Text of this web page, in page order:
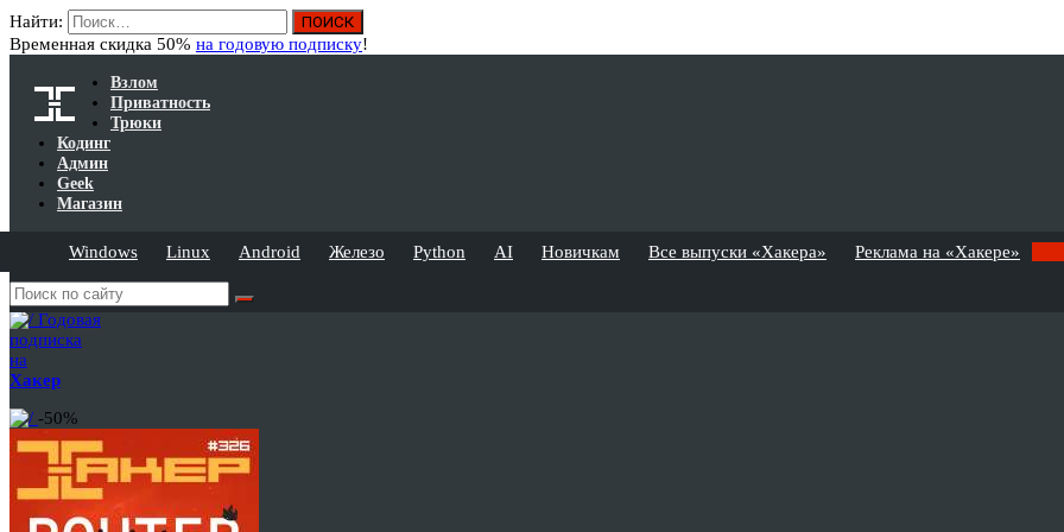
Найти:
Временная скидка 50% на годовую подписку!
Взлом
Приватность
Трюки
Кодинг
Админ
Geek
Магазин
Windows Linux Android Железо Python AI Новичкам Все выпуски «Хакера» Реклама на «Хакере»
Годовая
подписка
на
Хакер
-50%